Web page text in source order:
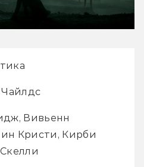
Вивьенн
Кристи, Кирби